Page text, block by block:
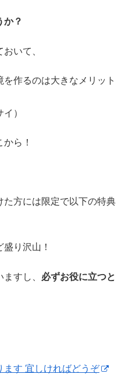
か？
いて、
作るのは大きなメリット
）
ら！
方には限定で以下の特典
り沢山！
すし、 必ずお役に立つと
ます 宜しければどうぞ